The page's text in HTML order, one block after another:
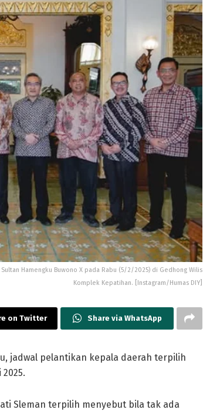
Hamengku Buwono X pada Rabu (5/2/2025) di Gedhong Wilis
Komplek Kepatihan. [Instagram/Humas DIY]
on Twitter Share via WhatsApp
jadwal pelantikan kepala daerah terpilih
Sleman terpilih menyebut bila tak ada